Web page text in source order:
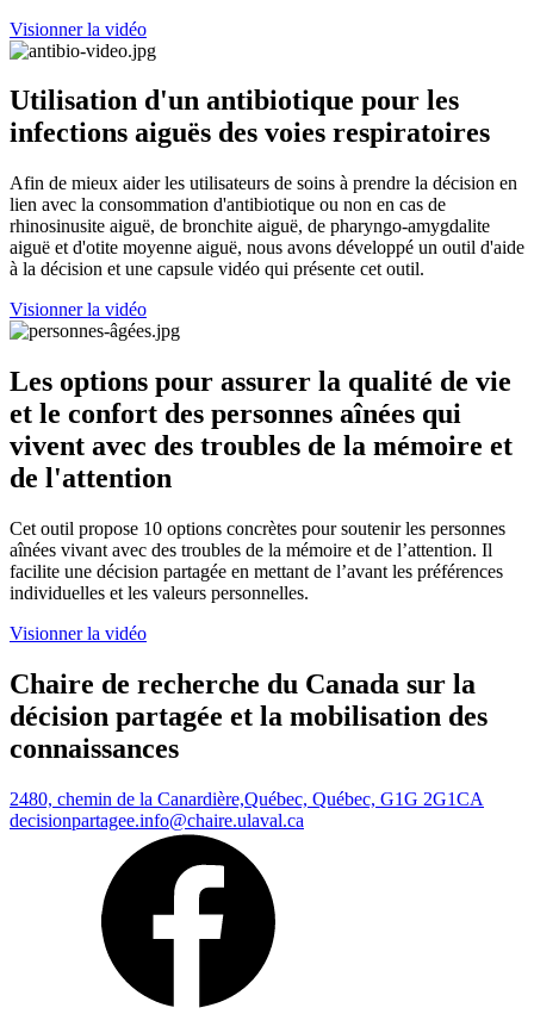
Visionner la vidéo
Utilisation d'un antibiotique pour les
infections aiguës des voies respiratoires
Afin de mieux aider les utilisateurs de soins à prendre la décision en
lien avec la consommation d'antibiotique ou non en cas de
rhinosinusite aiguë, de bronchite aiguë, de pharyngo-amygdalite
aiguë et d'otite moyenne aiguë, nous avons développé un outil d'aide
à la décision et une capsule vidéo qui présente cet outil.
Visionner la vidéo
Les options pour assurer la qualité de vie
et le confort des personnes aînées qui
vivent avec des troubles de la mémoire et
de l'attention
Cet outil propose 10 options concrètes pour soutenir les personnes
aînées vivant avec des troubles de la mémoire et de l’attention. Il
facilite une décision partagée en mettant de l’avant les préférences
individuelles et les valeurs personnelles.
Visionner la vidéo
Chaire de recherche du Canada sur la
décision partagée et la mobilisation des
connaissances
2480, chemin de la Canardière,Québec, Québec, G1G 2G1CA
decisionpartagee.info@chaire.ulaval.ca